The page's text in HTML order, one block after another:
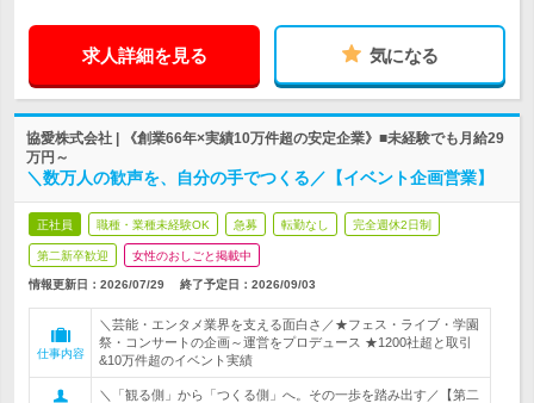
求人詳細を見る 気になる
協愛株式会社 | 《創業66年×実績10万件超の安定企業》■未経験でも月給29
万円～
＼数万人の歓声を、自分の手でつくる／【イベント企画営業】
正社員 職種・業種未経験OK 急募 転勤なし 完全週休2日制
第二新卒歓迎 女性のおしごと掲載中
情報更新日：2026/07/29 終了予定日： 2026/09/03
仕事内容
＼芸能・エンタメ業界を支える面白さ／★フェス・ライブ・学園
祭・コンサートの企画～運営をプロデュース ★1200社超と取引
&10万件超のイベント実績
＼「観る側」から「つくる側」へ。その一歩を踏み出す／【第二